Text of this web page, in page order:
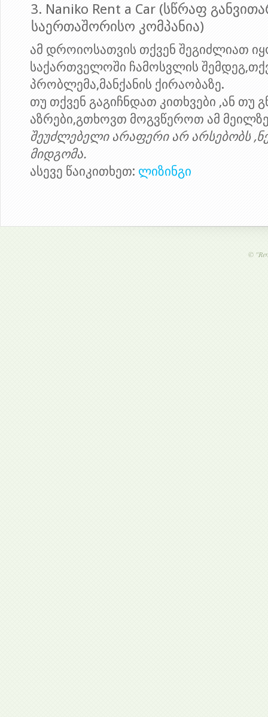
Naniko Rent a Car (სწრაფ
საერთაშორისო კომპანია)
ამ დროიოსათვის თქვენ შეგიძლიათ
საქართველოში ჩამოსვლის
პრობლემა,მანქანის ქირაობაზე.
თუ თქვენ გაგიჩნდათ კითხვები ,ან თუ
აზრები,გთხოვთ მოგვწეროთ ამ
შეუძლებელი არაფერი არ არსებობს
მიდგომა.
ასევე წაიკითხეთ: ლიზინგი
©